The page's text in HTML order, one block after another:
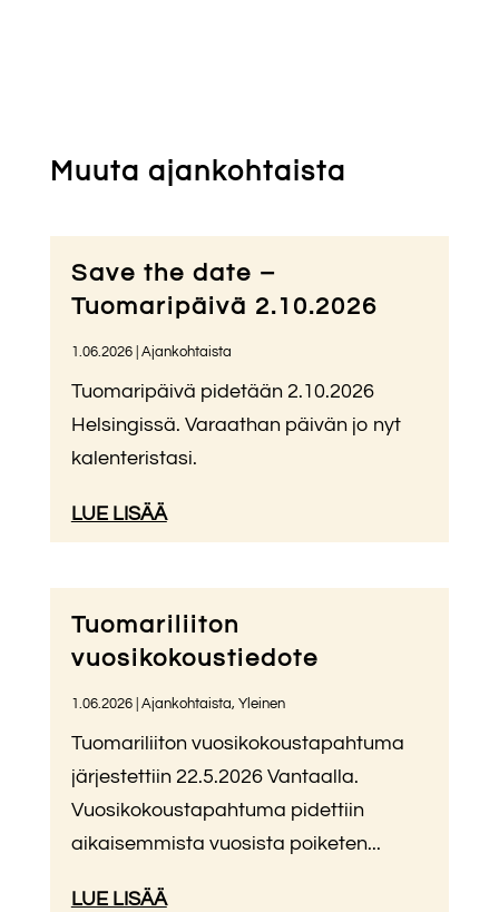
Muuta ajankohtaista
Save the date –
Tuomaripäivä 2.10.2026
1.06.2026| Ajankohtaista
Tuomaripäivä pidetään 2.10.2026
Helsingissä. Varaathan päivän jo nyt
kalenteristasi.
LUE LISÄÄ
Tuomariliiton
vuosikokoustiedote
1.06.2026| Ajankohtaista, Yleinen
Tuomariliiton vuosikokoustapahtuma
järjestettiin 22.5.2026 Vantaalla.
Vuosikokoustapahtuma pidettiin
aikaisemmista vuosista poiketen...
LUE LISÄÄ